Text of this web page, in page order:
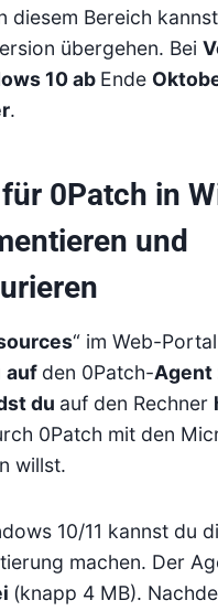
diesem Bereich
übergehen. Bei
10 ab Ende
.
0Patch in
und
“ im Web-
auf den 0Patch-Agent
du auf den Rechner
0Patch mit den
willst.
10/11 kannst du
machen. Der
(knapp 4 MB).